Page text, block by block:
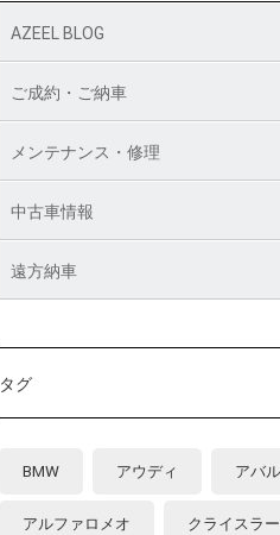
AZEEL BLOG
ご成約・ご納車
メンテナンス・修理
中古車情報
遠方納車
タグ
BMW アウディ アバ
アルファロメオ クライスラー